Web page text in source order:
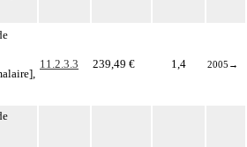
11.2.3.3 239,49 € 1,4 2005 →